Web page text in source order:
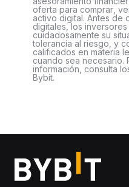
oferta para comprar,
activo digital. Antes de
digitales, los
cuidadosamente su
tolerancia al riesgo, y
calificados en materia
cuando sea necesario.
información, consulta
Bybit.